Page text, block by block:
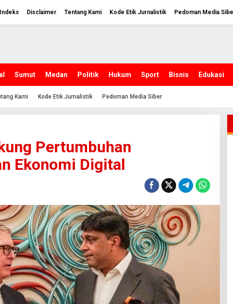
Indeks Disclaimer Tentang Kami Kode Etik Jurnalistik Pedoman Media
Sumut Medan Politik Hukum Sport Bisnis Edukasi
Kami Kode Etik Jurnalistik Pedoman Media Siber
Pertumbuhan
Ekonomi Digital